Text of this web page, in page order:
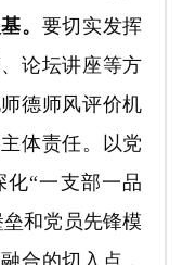
。 要切实发挥
论坛讲座等方
德师风评价机
体责任。以党
化“一支部一品
和党员先锋模